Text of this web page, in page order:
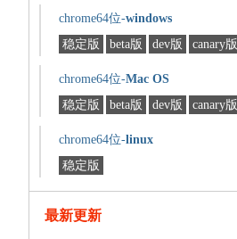
chrome64位-windows
稳定版
beta版 dev版 canary版
chrome64位-Mac OS
稳定版
beta版 dev版 canary版
chrome64位-linux
稳定版
最新更新